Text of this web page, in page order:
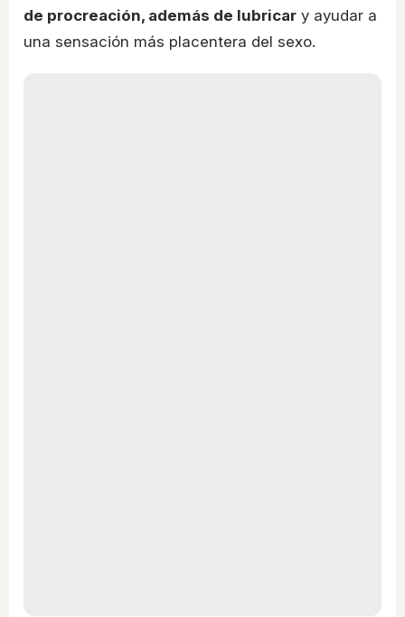
de procreación, además de lubricar y ayudar a
una sensación más placentera del sexo.